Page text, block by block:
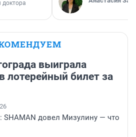
доктора
выиграла
лотерейный билет за
26
SHAMAN довел Мизулину — что